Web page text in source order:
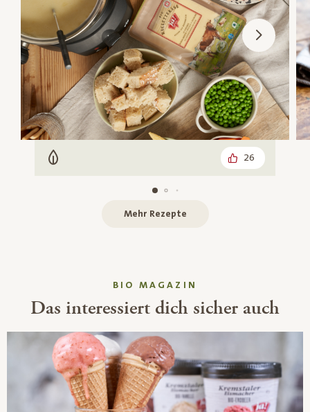
Vegetarisch 26
Mehr Rezepte
BIO MAGAZIN
Das interessiert dich sicher auch